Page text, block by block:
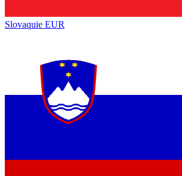
Slovaquie EUR